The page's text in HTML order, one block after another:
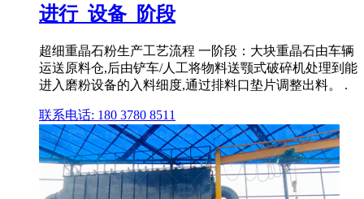
进行_设备_阶段
超细重晶石粉生产工艺流程 一阶段：大块重晶石由车辆
运送原料仓,后由铲车/人工将物料送颚式破碎机处理到能
进入磨粉设备的入料细度,通过排料口垫片调整出料。 .
联系电话: 180 3780 8511